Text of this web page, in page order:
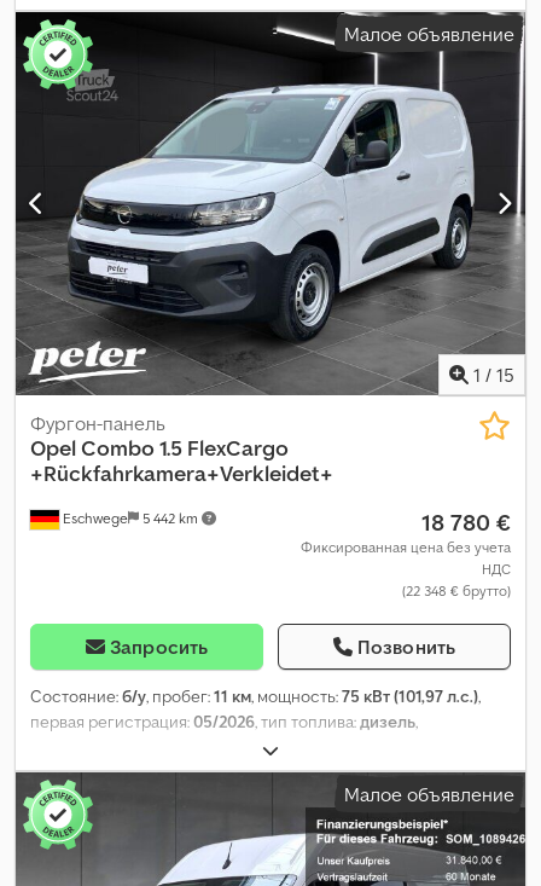
водителя:другое, тип передачи:механический, класс
выбросов:
сталь, количество мест:7,
Оборудование:
ABS, бортовой компьютер, гидроусилитель
руля, кондиционер, круиз-контроль, парктроники, подушка
безопасности, противотуманные фары, система
иммобилайзера, система контроля тяги, центральный
замок, электронная программа стабилизации (ESP)
Малое объявление
1 / 15
Eschwege 5 442 km
Фургон-панель
OpelCombo 1.5 FlexCargo
+Rückfahrkamera+Verkleidet+
18 780 €
Фиксированная цена без учета
НДС
(22 348 € брутто)
Запросить Позвонить
Состояние:б/у, пробег:11 км, мощность:75 кВт (101,97 л.с.),
первая регистрация:05/2026, тип топлива:дизель,
, максимальная грузоподъёмность:
649 кг, общий вес:2 020 кг, колесная база:2 785 мм,
следующая проверка (TÜV):
, топливо:дизель, цвет:
белый, кабина водителя:
, тип передачи:
механический
, класс выбросов:Евро 6 , количество мест:2,
1 930 мм, общая ширина:1 830 мм
, длина
Малое объявление